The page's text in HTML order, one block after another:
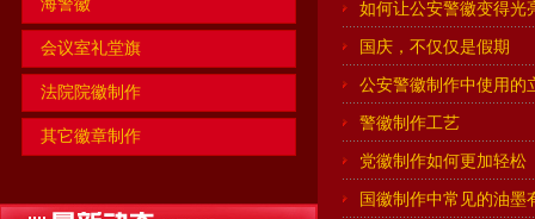
海警徽
会议室礼堂旗
法院院徽制作
其它徽章制作
如何让公安警徽变得光
国庆，不仅仅是假期
公安警徽制作中使用的
警徽制作工艺
党徽制作如何更加轻松
国徽制作中常见的油墨